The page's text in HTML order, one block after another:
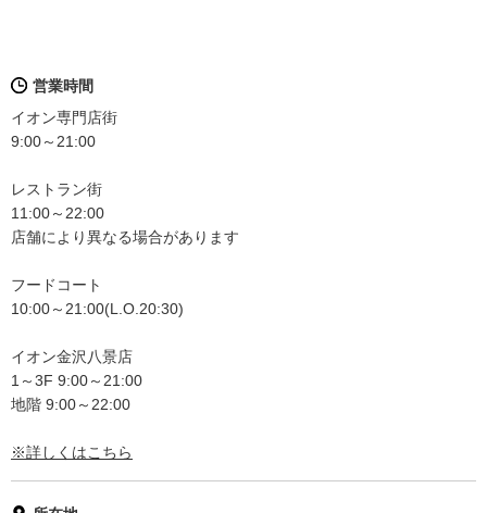
営業時間
イオン専門店街
9:00～21:00
レストラン街
11:00～22:00
店舗により異なる場合があります
フードコート
10:00～21:00(L.O.20:30)
イオン金沢八景店
1～3F 9:00～21:00
地階 9:00～22:00
※詳しくはこちら